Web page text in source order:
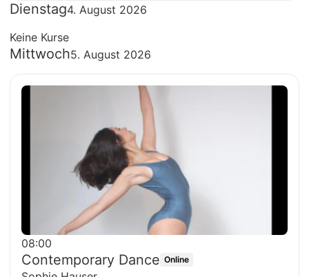
Dienstag4. August 2026
Keine Kurse
Mittwoch5. August 2026
08:00
Contemporary Dance Online